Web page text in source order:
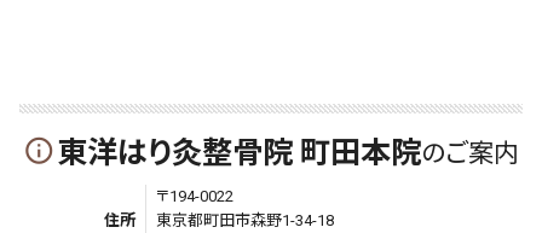
info_outline東洋はり灸整骨院 町田本院のご案内
住所
〒194-0022
東京都町田市森野1-34-18